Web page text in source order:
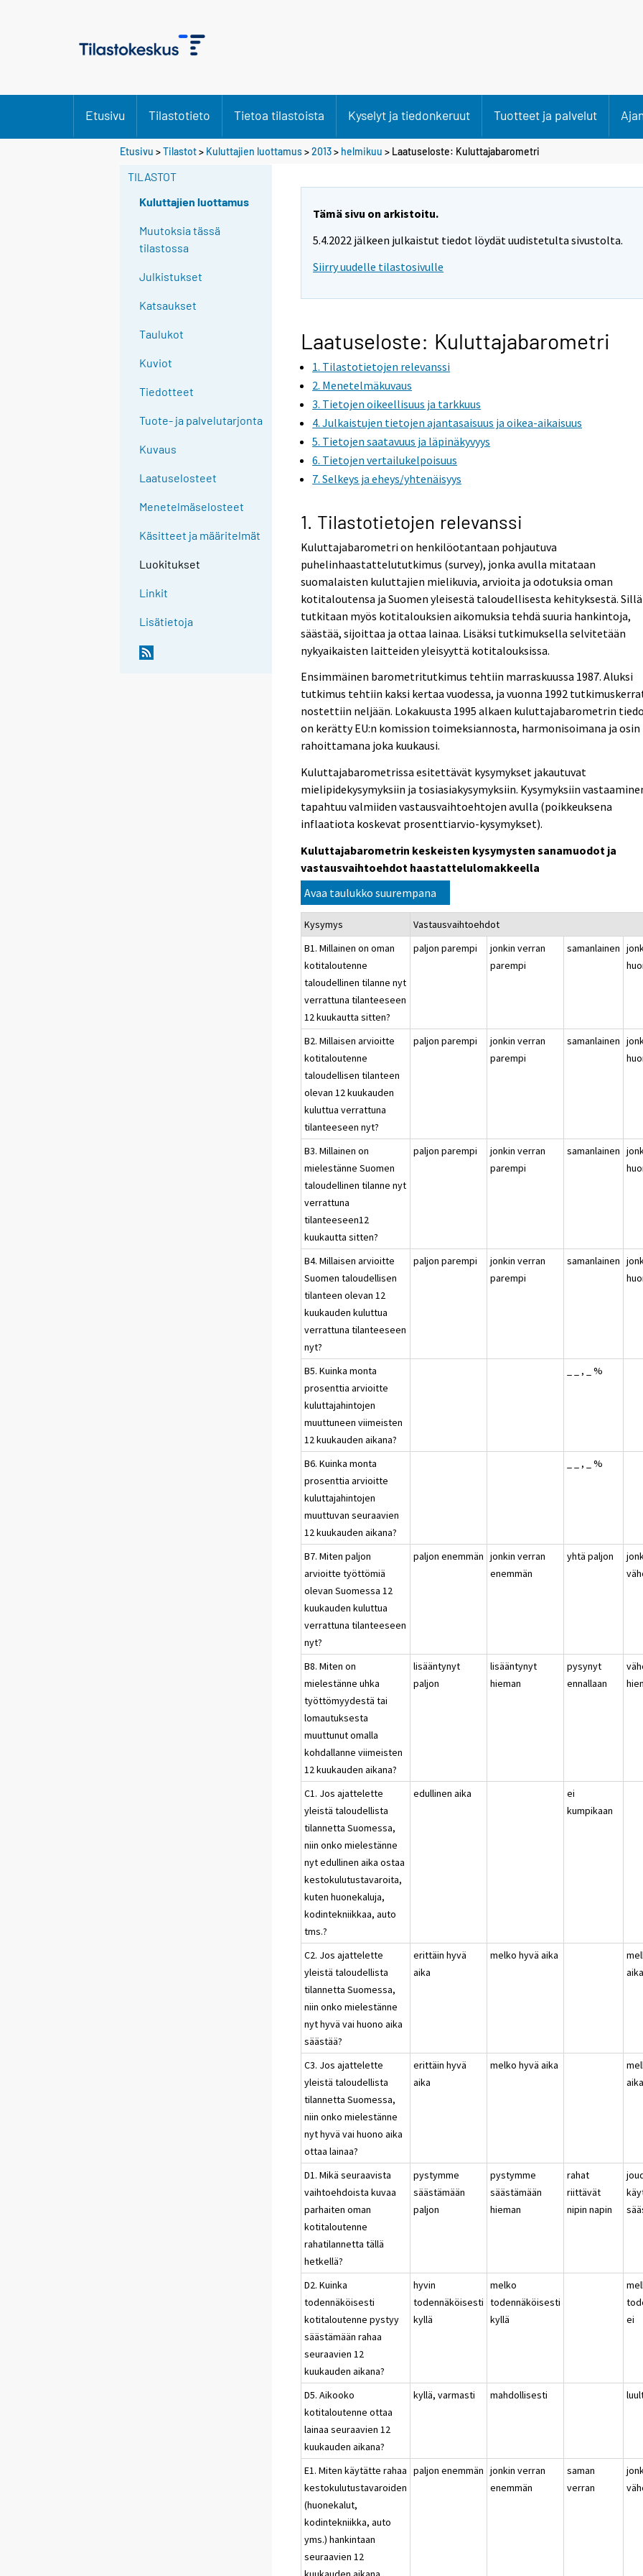
Etusivu Tilastotieto Tietoa tilastoista Kyselyt ja tiedonkeruut Tuotteet ja palvelut
Etusivu >Tilastot> Kuluttajien luottamus>2013> helmikuu > Laatuseloste: Kuluttajabarometri
TILASTOT
Kuluttajien luottamus
Muutoksia tässä
tilastossa
Julkistukset
Katsaukset
Taulukot
Kuviot
Tiedotteet
Tuote- ja palvelutarjonta
Kuvaus
Laatuselosteet
Menetelmäselosteet
Käsitteet ja määritelmät
Luokitukset
Linkit
Lisätietoja
Tämä sivu on arkistoitu.
5.4.2022 jälkeen julkaistut tiedot löydät uudistetulta sivustolta.
Siirry uudelle tilastosivulle
Laatuseloste: Kuluttajabarometri
1. Tilastotietojen relevanssi
2. Menetelmäkuvaus
3. Tietojen oikeellisuus ja tarkkuus
4. Julkaistujen tietojen ajantasaisuus ja oikea-aikaisuus
5. Tietojen saatavuus ja läpinäkyvyys
6. Tietojen vertailukelpoisuus
7. Selkeys ja eheys/yhtenäisyys
1. Tilastotietojen relevanssi
Kuluttajabarometri on henkilöotantaan pohjautuva
puhelinhaastattelututkimus (survey), jonka avulla mitataan
suomalaisten kuluttajien mielikuvia, arvioita ja odotuksia oman
kotitaloutensa ja Suomen yleisestä taloudellisesta kehityksestä. Sillä
tutkitaan myös kotitalouksien aikomuksia tehdä suuria hankintoja,
säästää, sijoittaa ja ottaa lainaa. Lisäksi tutkimuksella selvitetään
nykyaikaisten laitteiden yleisyyttä kotitalouksissa.
Ensimmäinen barometritutkimus tehtiin marraskuussa 1987. Aluksi
tutkimus tehtiin kaksi kertaa vuodessa, ja vuonna 1992
nostettiin neljään. Lokakuusta 1995 alkaen kuluttajabarometrin
on kerätty EU:n komission toimeksiannosta, harmonisoimana ja osin
rahoittamana joka kuukausi.
Kuluttajabarometrissa esitettävät kysymykset jakautuvat
mielipidekysymyksiin ja tosiasiakysymyksiin. Kysymyksiin
tapahtuu valmiiden vastausvaihtoehtojen avulla (poikkeuksena
inflaatiota koskevat prosenttiarvio-kysymykset).
Kuluttajabarometrin keskeisten kysymysten sanamuodot ja
vastausvaihtoehdot haastattelulomakkeella
Avaa taulukko suurempana
Kysymys
Vastausvaihtoehdot
B1. Millainen on oman
kotitaloutenne
taloudellinen tilanne nyt
verrattuna tilanteeseen
12 kuukautta sitten?
paljon parempi
jonkin verran
parempi
samanlainen
B2. Millaisen arvioitte
kotitaloutenne
taloudellisen tilanteen
olevan 12 kuukauden
kuluttua verrattuna
tilanteeseen nyt?
paljon parempi
jonkin verran
parempi
samanlainen
B3. Millainen on
mielestänne Suomen
taloudellinen tilanne nyt
verrattuna
tilanteeseen12
kuukautta sitten?
paljon parempi
jonkin verran
parempi
samanlainen
B4. Millaisen arvioitte
Suomen taloudellisen
tilanteen olevan 12
kuukauden kuluttua
verrattuna tilanteeseen
nyt?
paljon parempi
jonkin verran
parempi
samanlainen
B5. Kuinka monta
prosenttia arvioitte
kuluttajahintojen
muuttuneen viimeisten
12 kuukauden aikana?
_ _ , _ %
B6. Kuinka monta
prosenttia arvioitte
kuluttajahintojen
muuttuvan seuraavien
12 kuukauden aikana?
_ _ , _ %
B7. Miten paljon
arvioitte työttömiä
olevan Suomessa 12
kuukauden kuluttua
verrattuna tilanteeseen
nyt?
paljon enemmän jonkin verran
enemmän
yhtä paljon
B8. Miten on
mielestänne uhka
työttömyydestä tai
lomautuksesta
muuttunut omalla
kohdallanne viimeisten
12 kuukauden aikana?
lisääntynyt
paljon
lisääntynyt
hieman
pysynyt
ennallaan
C1. Jos ajattelette
yleistä taloudellista
tilannetta Suomessa,
niin onko mielestänne
nyt edullinen aika ostaa
kestokulutustavaroita,
kuten huonekaluja,
kodintekniikkaa, auto
tms.?
edullinen aika
ei
kumpikaan
C2. Jos ajattelette
yleistä taloudellista
tilannetta Suomessa,
niin onko mielestänne
nyt hyvä vai huono aika
säästää?
erittäin hyvä
aika
melko hyvä aika
aika
C3. Jos ajattelette
yleistä taloudellista
tilannetta Suomessa,
niin onko mielestänne
nyt hyvä vai huono aika
ottaa lainaa?
erittäin hyvä
aika
melko hyvä aika
aika
D1. Mikä seuraavista
vaihtoehdoista kuvaa
parhaiten oman
kotitaloutenne
rahatilannetta tällä
hetkellä?
pystymme
säästämään
paljon
pystymme
säästämään
hieman
rahat
riittävät
nipin napin
D2. Kuinka
todennäköisesti
kotitaloutenne pystyy
säästämään rahaa
seuraavien 12
kuukauden aikana?
hyvin
todennäköisesti
kyllä
melko
todennäköisesti
kyllä
ei
D5. Aikooko
kotitaloutenne ottaa
lainaa seuraavien 12
kuukauden aikana?
kyllä, varmasti mahdollisesti
E1. Miten käytätte rahaa
kestokulutustavaroiden
(huonekalut,
kodintekniikka, auto
yms.) hankintaan
seuraavien 12
paljon enemmän jonkin verran
enemmän
saman
verran
Y